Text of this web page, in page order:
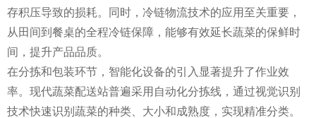
存积压导致的损耗。同时，冷链物流技术的应用至关重要，
从田间到餐桌的全程冷链保障，能够有效延长蔬菜的保鲜时
间，提升产品品质。
在分拣和包装环节，智能化设备的引入显著提升了作业效
率。现代蔬菜配送站普遍采用自动化分拣线，通过视觉识别
技术快速识别蔬菜的种类、大小和成熟度，实现精准分类。